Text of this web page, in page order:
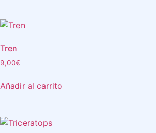
Tren
9,00€
Añadir al carrito